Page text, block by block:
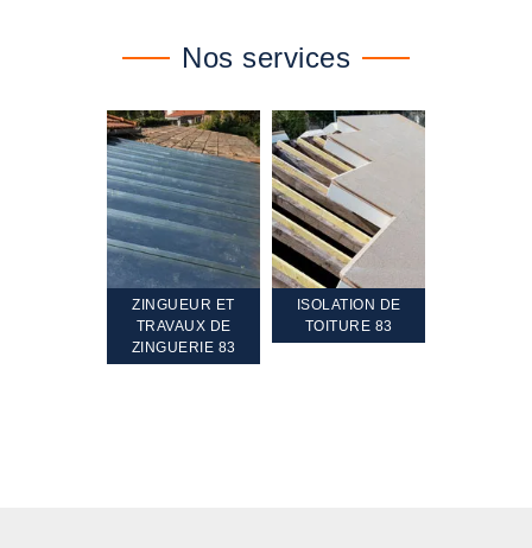
Nos services
ZINGUEUR ET
TRAVAUX DE
ZINGUERIE 83
ISOLATION DE
TOITURE 83